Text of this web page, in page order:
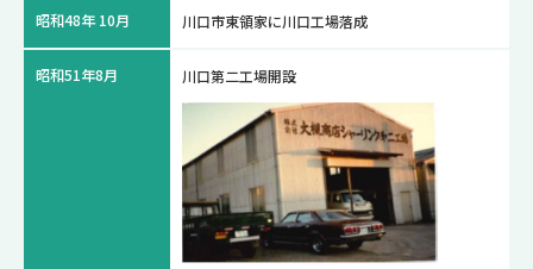
昭和48年 10月 川口市東領家に川口工場落成
昭和51年8月 川口第二工場開設